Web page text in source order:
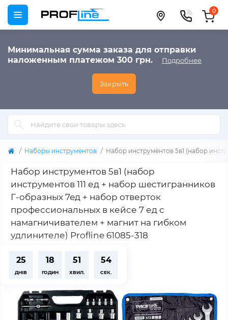
Минимальная сумма заказа для отправки
наложенным платежом 300 грн.
Подробнее
Закрыть
0
Наборы инструментов Набор инструментов 5в1 (набор
Набор инструментов 5в1 (набор
инструментов 111 ед + нaбop шecтигpaнникoв
Г-oбpaзныx 7eд + набор отверток
профессиональных в кейсе 7 ед с
намагничивателем + магнит на гибком
удлинителе) Profline 61085-318
25
ДНІВ
18
ГОДИН
51
ХВИЛ.
53
СЕК.